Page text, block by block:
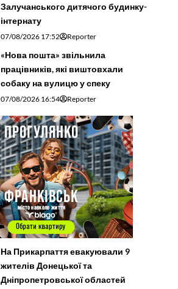
Залучанського дитячого будинку-
інтернату
07/08/2026 17:52 Reporter
«Нова пошта» звільнила
працівників, які виштовхали
собаку на вулицю у спеку
07/08/2026 16:54 Reporter
На Прикарпаття евакуювали 9
жителів Донецької та
Дніпропетровської областей